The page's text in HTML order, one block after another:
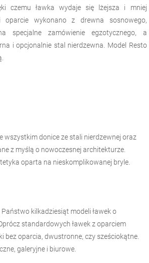
czemu ławka wydaje się lżejsza i mniej
oparcie wykonano z drewna sosnowego,
specjalne zamówienie egzotycznego, a
i opcjonalnie stal nierdzewna. Model Resto
wszystkim donice ze stali nierdzewnej oraz
z myślą o nowoczesnej architekturze.
oparta na nieskomplikowanej bryle.
kilkadziesiąt modeli ławek o
standardowych ławek z oparciem
bez oparcia, dwustronne, czy sześciokątne.
galeryjne i biurowe.